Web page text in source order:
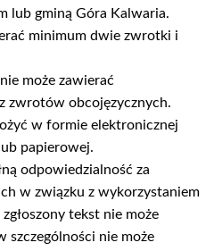
lub gminą Góra Kalwaria.
minimum dwie zwrotki i
może zawierać
zwrotów obcojęzycznych.
w formie elektronicznej
papierowej.
odpowiedzialność za
w związku z wykorzystaniem
tekst nie może
szczególności nie może